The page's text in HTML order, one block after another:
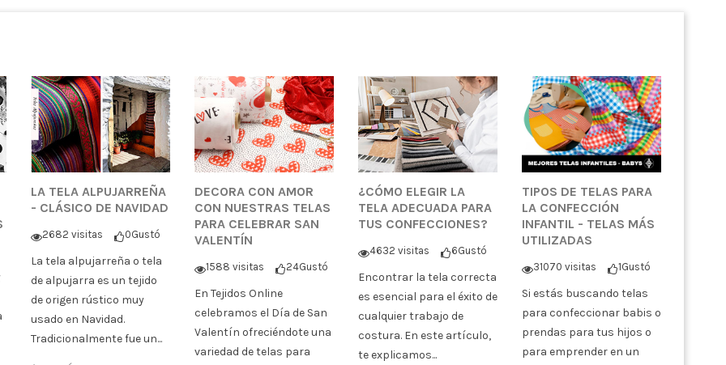
LA TELA ALPUJARREÑA
- CLÁSICO DE NAVIDAD
2682 visitas 0Gustó
La tela alpujarreña o tela
de alpujarra es un tejido
de origen rústico muy
usado en Navidad.
Tradicionalmente fue un...
DECORA CON AMOR
CON NUESTRAS TELAS
PARA CELEBRAR SAN
VALENTÍN
1588 visitas 24Gustó
En Tejidos Online
celebramos el Día de San
Valentín ofreciéndote una
variedad de telas para
¿CÓMO ELEGIR LA
TELA ADECUADA PARA
TUS CONFECCIONES?
4632 visitas 6Gustó
Encontrar la tela correcta
es esencial para el éxito de
cualquier trabajo de
costura. En este artículo,
te explicamos...
TIPOS DE TELAS PARA
LA CONFECCIÓN
INFANTIL - TELAS MÁS
UTILIZADAS
31070 visitas 1Gustó
Si estás buscando telas
para confeccionar babis o
prendas para tus hijos o
para emprender en un